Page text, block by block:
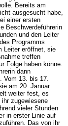
Bereits am
ausgesucht habe,
einer ersten
Beschwerdeführerin
und den Leiter
Programms
Leiter eröffnet, sie
treffen
Folge haben könne.
dann
Vom 13. bis 17.
am 20. Januar
weiter fest, es
zugewiesene
vieler Stunden
in erster Linie auf
Das von ihr